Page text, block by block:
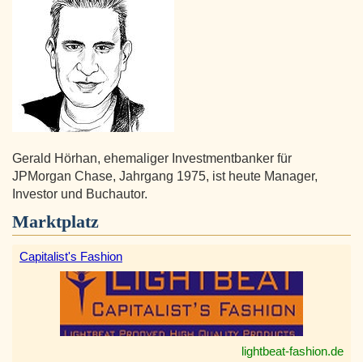
Gerald Hörhan, ehemaliger Investmentbanker für
JPMorgan Chase, Jahrgang 1975, ist heute Manager,
Investor und Buchautor.
Marktplatz
Capitalist's Fashion
lightbeat-fashion.de